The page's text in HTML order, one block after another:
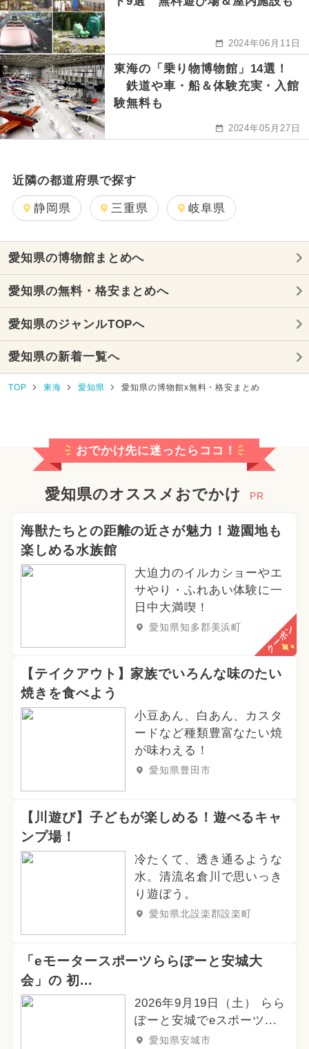
2024年06月11日
東海の「乗り物博物館」14選！
鉄道や車・船＆体験充実・入館
験無料も
2024年05月27日
近隣の都道府県で探す
静岡県 三重県 岐阜県
愛知県の博物館まとめへ
愛知県の無料・格安まとめへ
愛知県のジャンルTOPへ
愛知県の新着一覧へ
TOP 東海 愛知県 愛知県の博物館x無料・格安まとめ
おでかけ先に迷ったらココ！
愛知県のオススメおでかけ PR
海獣たちとの距離の近さが魅力！遊園地も
楽しめる水族館
大迫力のイルカショーやエ
サやり・ふれあい体験に一
日中大満喫！
愛知県知多郡美浜町 クーポン
【テイクアウト】家族でいろんな味のたい
焼きを食べよう
小豆あん、白あん、カスタ
ードなど種類豊富なたい焼
が味わえる！
愛知県豊田市
【川遊び】子どもが楽しめる！遊べるキャ
ンプ場！
冷たくて、透き通るような
水。清流名倉川で思いっき
り遊ぼう。
愛知県北設楽郡設楽町
「eモータースポーツららぽーと安城大
会」の 初...
2026年9月19日（土） らら
ぽーと安城でeスポーツ...
愛知県安城市